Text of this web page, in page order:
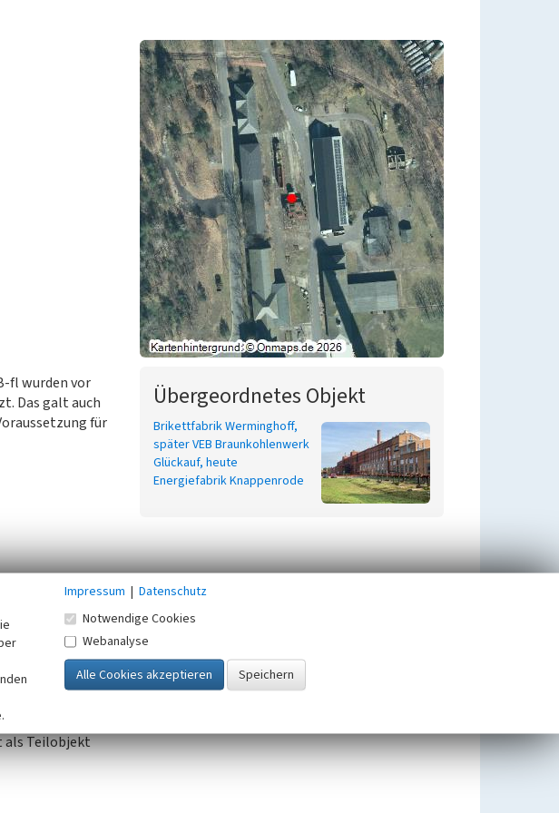
fl wurden vor
Das galt auch
für
insgesamt 48
wurden, und
als
als Teilobjekt
Übergeordnetes Objekt
Brikettfabrik Werminghoff,
später VEB Braunkohlenwerk
Glückauf, heute
Energiefabrik Knappenrode
Impressum | Datenschutz
Notwendige Cookies
Webanalyse